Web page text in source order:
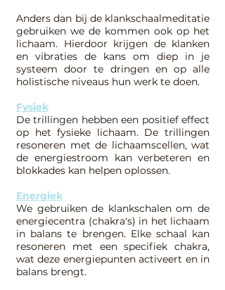
Anders dan bij de klankschaalmeditatie
gebruiken we de kommen ook op het
lichaam. Hierdoor krijgen de klanken
en vibraties de kans om diep in je
systeem door te dringen en op alle
holistische niveaus hun werk te doen.
Fysiek
De trillingen hebben een positief effect
op het fysieke lichaam. De trillingen
resoneren met de lichaamscellen, wat
de energiestroom kan verbeteren en
blokkades kan helpen oplossen.
Energiek
We gebruiken de klankschalen om de
energiecentra (chakra's) in het lichaam
in balans te brengen. Elke schaal kan
resoneren met een specifiek chakra,
wat deze energiepunten activeert en in
balans brengt.